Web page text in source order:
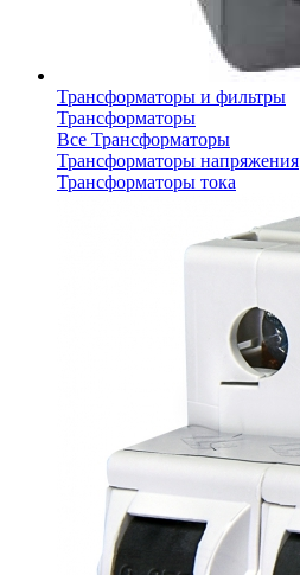
Трансформаторы и фильтры
Трансформаторы
Все Трансформаторы
Трансформаторы напряжения
Трансформаторы тока